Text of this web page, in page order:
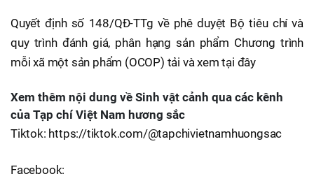
Quyết định số 148/QĐ-TTg về phê duyệt Bộ tiêu chí và
quy trình đánh giá, phân hạng sản phẩm Chương trình
mỗi xã một sản phẩm (OCOP) tải và xem tại đây
Xem thêm nội dung về Sinh vật cảnh qua các kênh
của Tạp chí Việt Nam hương sắc
Tiktok: https://tiktok.com/@tapchivietnamhuongsac
Facebook: